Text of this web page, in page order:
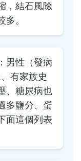
，結石風險
。
男性（發病
有家族史
、糖尿病也
多鹽分、蛋
面這個列表